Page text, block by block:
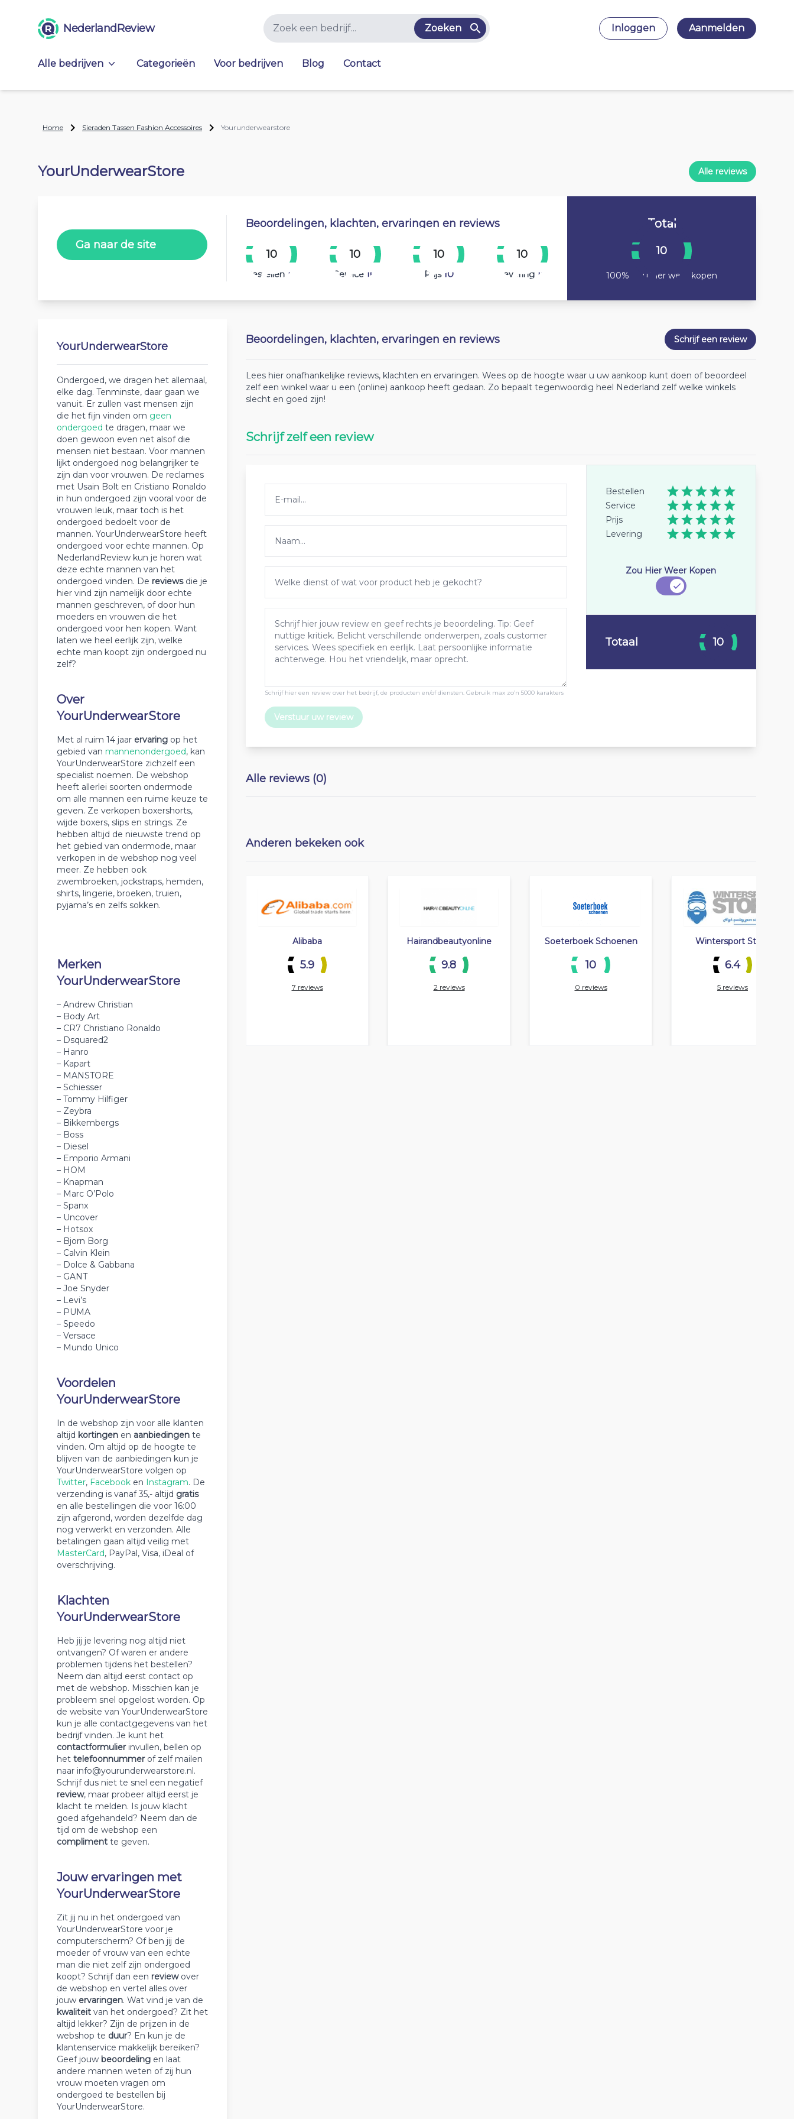
NederlandReview Zoeken Inloggen Aanmelden
Alle bedrijven Categorieën Voor bedrijven Blog Contact
Home Sieraden Tassen Fashion Accessoires Yourunderwearstore
YourUnderwearStore Alle reviews
Ga naar de site
Beoordelingen, klachten, ervaringen en reviews
10
Bestellen 10
10
Service 10
10
Prijs 10
10
Levering 10
Total
10
100% Zou hier weer kopen
YourUnderwearStore
Ondergoed, we dragen het allemaal,
elke dag. Tenminste, daar gaan we
vanuit. Er zullen vast mensen zijn
die het fijn vinden om geen
ondergoed te dragen, maar we
doen gewoon even net alsof die
mensen niet bestaan. Voor mannen
lijkt ondergoed nog belangrijker te
zijn dan voor vrouwen. De reclames
met Usain Bolt en Cristiano Ronaldo
in hun ondergoed zijn vooral voor de
vrouwen leuk, maar toch is het
ondergoed bedoelt voor de
mannen. YourUnderwearStore heeft
ondergoed voor echte mannen. Op
NederlandReview kun je horen wat
deze echte mannen van het
ondergoed vinden. De reviews die je
hier vind zijn namelijk door echte
mannen geschreven, of door hun
moeders en vrouwen die het
ondergoed voor hen kopen. Want
laten we heel eerlijk zijn, welke
echte man koopt zijn ondergoed nu
zelf?
Over
YourUnderwearStore
Met al ruim 14 jaar ervaring op het
gebied van mannenondergoed, kan
YourUnderwearStore zichzelf een
specialist noemen. De webshop
heeft allerlei soorten ondermode
om alle mannen een ruime keuze te
geven. Ze verkopen boxershorts,
wijde boxers, slips en strings. Ze
hebben altijd de nieuwste trend op
het gebied van ondermode, maar
verkopen in de webshop nog veel
meer. Ze hebben ook
zwembroeken, jockstraps, hemden,
shirts, lingerie, broeken, truien,
pyjama’s en zelfs sokken.
Merken
YourUnderwearStore
– Andrew Christian
– Body Art
– CR7 Christiano Ronaldo
– Dsquared2
– Hanro
– Kapart
– MANSTORE
– Schiesser
– Tommy Hilfiger
– Zeybra
– Bikkembergs
– Boss
– Diesel
– Emporio Armani
– HOM
– Knapman
– Marc O’Polo
– Spanx
– Uncover
– Hotsox
– Bjorn Borg
– Calvin Klein
– Dolce & Gabbana
– GANT
– Joe Snyder
– Levi’s
– PUMA
– Speedo
– Versace
– Mundo Unico
Voordelen
YourUnderwearStore
In de webshop zijn voor alle klanten
altijd kortingen en aanbiedingen te
vinden. Om altijd op de hoogte te
blijven van de aanbiedingen kun je
YourUnderwearStore volgen op
Twitter, Facebook en Instagram. De
verzending is vanaf 35,- altijd gratis
en alle bestellingen die voor 16:00
zijn afgerond, worden dezelfde dag
nog verwerkt en verzonden. Alle
betalingen gaan altijd veilig met
MasterCard, PayPal, Visa, iDeal of
overschrijving.
Klachten
YourUnderwearStore
Heb jij je levering nog altijd niet
ontvangen? Of waren er andere
problemen tijdens het bestellen?
Neem dan altijd eerst contact op
met de webshop. Misschien kan je
probleem snel opgelost worden. Op
de website van YourUnderwearStore
kun je alle contactgegevens van het
bedrijf vinden. Je kunt het
contactformulier invullen, bellen op
het telefoonnummer of zelf mailen
naar info@yourunderwearstore.nl.
Schrijf dus niet te snel een negatief
review, maar probeer altijd eerst je
klacht te melden. Is jouw klacht
goed afgehandeld? Neem dan de
tijd om de webshop een
compliment te geven.
Jouw ervaringen met
YourUnderwearStore
Zit jij nu in het ondergoed van
YourUnderwearStore voor je
computerscherm? Of ben jij de
moeder of vrouw van een echte
man die niet zelf zijn ondergoed
koopt? Schrijf dan een review over
de webshop en vertel alles over
jouw ervaringen. Wat vind je van de
kwaliteit van het ondergoed? Zit het
altijd lekker? Zijn de prijzen in de
webshop te duur? En kun je de
klantenservice makkelijk bereiken?
Geef jouw beoordeling en laat
andere mannen weten of zij hun
vrouw moeten vragen om
ondergoed te bestellen bij
YourUnderwearStore.
Beoordelingen, klachten, ervaringen en reviews Schrijf een review
Lees hier onafhankelijke reviews, klachten en ervaringen. Wees op de hoogte waar u uw aankoop kunt doen of beoordeel
zelf een winkel waar u een (online) aankoop heeft gedaan. Zo bepaalt tegenwoordig heel Nederland zelf welke winkels
slecht en goed zijn!
Schrijf zelf een review
Schrijf hier een review over het bedrijf, de producten en/of diensten. Gebruik max zo’n 5000 karakters
Verstuur uw review
Bestellen
Service
Prijs
Levering
Zou Hier Weer Kopen
Totaal 10
Alle reviews (0)
Anderen bekeken ook
Alibaba
5.9
7 reviews
Hairandbeautyonline
9.8
2 reviews
Soeterboek Schoenen
10
0 reviews
Wintersport Store
6.4
5 reviews